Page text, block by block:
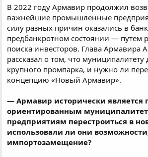
В 2022 году Армавир продолжил
важнейшие промышленные
силу разных причин оказались в
предбанкротном состоянии — путем
поиска инвесторов. Глава Армавира
рассказал о том, что муниципалитету
крупного промпарка, и нужно ли
концепцию «Новый Армавир».
— Армавир исторически
ориентированным
предприятиям перестроиться в
использовали ли они
импортозамещение?